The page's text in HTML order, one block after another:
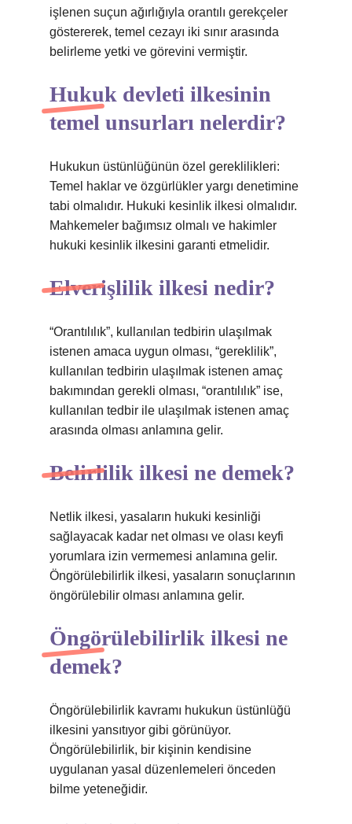
işlenen suçun ağırlığıyla orantılı gerekçeler
göstererek, temel cezayı iki sınır arasında
belirleme yetki ve görevini vermiştir.
Hukuk devleti ilkesinin
temel unsurları nelerdir?
Hukukun üstünlüğünün özel gereklilikleri:
Temel haklar ve özgürlükler yargı denetimine
tabi olmalıdır. Hukuki kesinlik ilkesi olmalıdır.
Mahkemeler bağımsız olmalı ve hakimler
hukuki kesinlik ilkesini garanti etmelidir.
Elverişlilik ilkesi nedir?
“Orantılılık”, kullanılan tedbirin ulaşılmak
istenen amaca uygun olması, “gereklilik”,
kullanılan tedbirin ulaşılmak istenen amaç
bakımından gerekli olması, “orantılılık” ise,
kullanılan tedbir ile ulaşılmak istenen amaç
arasında olması anlamına gelir.
Belirlilik ilkesi ne demek?
Netlik ilkesi, yasaların hukuki kesinliği
sağlayacak kadar net olması ve olası keyfi
yorumlara izin vermemesi anlamına gelir.
Öngörülebilirlik ilkesi, yasaların sonuçlarının
öngörülebilir olması anlamına gelir.
Öngörülebilirlik ilkesi ne
demek?
Öngörülebilirlik kavramı hukukun üstünlüğü
ilkesini yansıtıyor gibi görünüyor.
Öngörülebilirlik, bir kişinin kendisine
uygulanan yasal düzenlemeleri önceden
bilme yeteneğidir.